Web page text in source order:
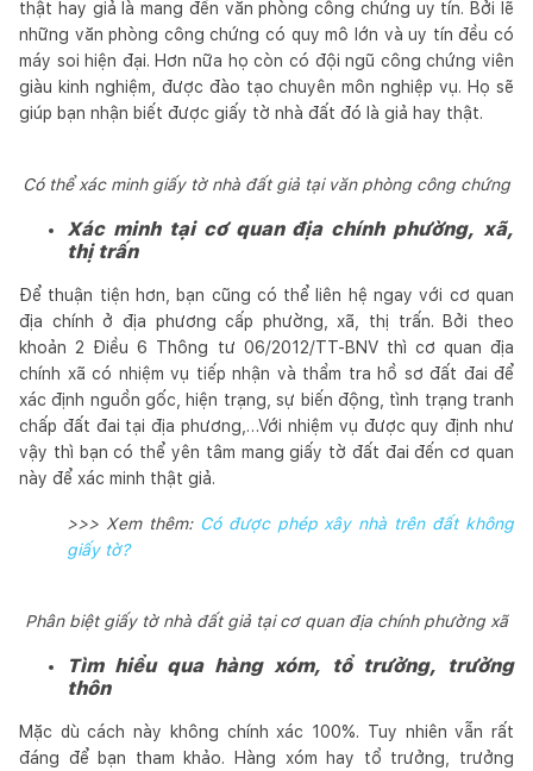
thật hay giả là mang đến văn phòng công chứng uy tín. Bởi lẽ
những văn phòng công chứng có quy mô lớn và uy tín đều có
máy soi hiện đại. Hơn nữa họ còn có đội ngũ công chứng viên
giàu kinh nghiệm, được đào tạo chuyên môn nghiệp vụ. Họ sẽ
giúp bạn nhận biết được giấy tờ nhà đất đó là giả hay thật.
Có thể xác minh giấy tờ nhà đất giả tại văn phòng công chứng
Xác minh tại cơ quan địa chính phường, xã,
thị trấn
Để thuận tiện hơn, bạn cũng có thể liên hệ ngay với cơ quan
địa chính ở địa phương cấp phường, xã, thị trấn. Bởi theo
khoản 2 Điều 6 Thông tư 06/2012/TT-BNV thì cơ quan địa
chính xã có nhiệm vụ tiếp nhận và thẩm tra hồ sơ đất đai để
xác định nguồn gốc, hiện trạng, sự biến động, tình trạng tranh
chấp đất đai tại địa phương,…Với nhiệm vụ được quy định như
vậy thì bạn có thể yên tâm mang giấy tờ đất đai đến cơ quan
này để xác minh thật giả.
>>> Xem thêm: Có được phép xây nhà trên đất không
giấy tờ?
Phân biệt giấy tờ nhà đất giả tại cơ quan địa chính phường xã
Tìm hiểu qua hàng xóm, tổ trưởng, trưởng
thôn
Mặc dù cách này không chính xác 100%. Tuy nhiên vẫn rất
đáng để bạn tham khảo. Hàng xóm hay tổ trưởng, trưởng